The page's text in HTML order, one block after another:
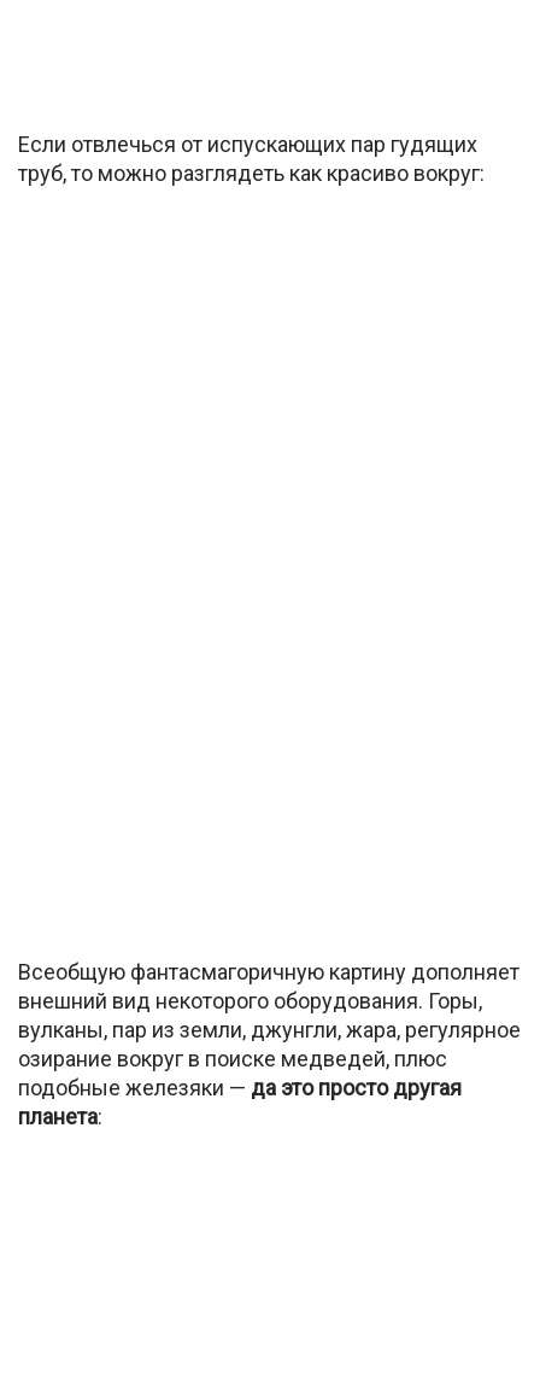
Если отвлечься от испускающих пар гудящих
труб, то можно разглядеть как красиво вокруг:
Всеобщую фантасмагоричную картину дополняет
внешний вид некоторого оборудования. Горы,
вулканы, пар из земли, джунгли, жара, регулярное
озирание вокруг в поиске медведей, плюс
подобные железяки — да это просто другая
планета: